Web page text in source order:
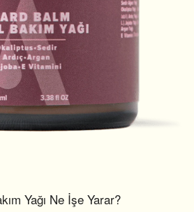
Yağı Ne İşe Yarar?